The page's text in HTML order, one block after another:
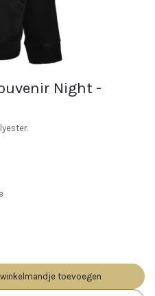
Night -
winkelmandje toevoegen